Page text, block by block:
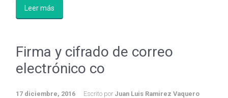
Leer más
Firma y cifrado de correo
electrónico co
17 diciembre, 2016 Escrito por Juan Luis Ramirez Vaquero